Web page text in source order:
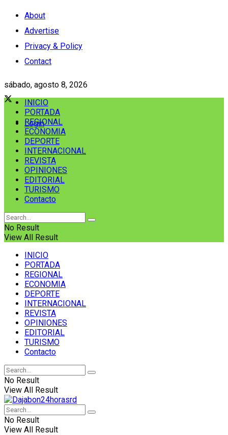
About
Advertise
Privacy & Policy
Contact
sábado, agosto 8, 2026
Login
INICIO
PORTADA
REGIONAL
ECONOMIA
DEPORTE
INTERNACIONAL
REVISTA
OPINIONES
EDITORIAL
TURISMO
Contacto
No Result
View All Result
INICIO
PORTADA
REGIONAL
ECONOMIA
DEPORTE
INTERNACIONAL
REVISTA
OPINIONES
EDITORIAL
TURISMO
Contacto
No Result
View All Result
No Result
View All Result